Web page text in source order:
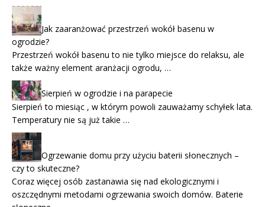
Jak zaaranżować przestrzeń wokół basenu w
ogrodzie?
Przestrzeń wokół basenu to nie tylko miejsce do relaksu, ale
także ważny element aranżacji ogrodu, …
Sierpień w ogrodzie i na parapecie
Sierpień to miesiąc , w którym powoli zauważamy schyłek lata.
Temperatury nie są już takie …
Ogrzewanie domu przy użyciu baterii słonecznych –
czy to skuteczne?
Coraz więcej osób zastanawia się nad ekologicznymi i
oszczędnymi metodami ogrzewania swoich domów. Baterie